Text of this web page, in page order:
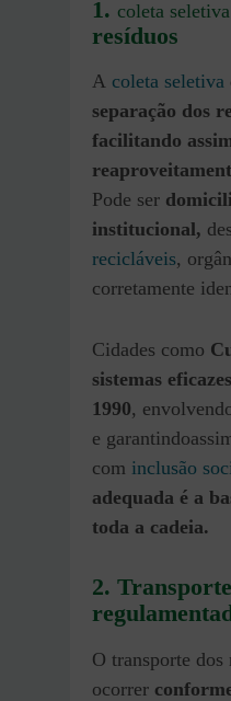
1. coleta seletiva
resíduos
A coleta seletiva
separação dos
facilitando
Pode ser
institucional,
recicláveis,
corretamente
Cidades como
sistemas
1990,
e
com inclusão
adequada é a
toda a cadeia.
2.
O transporte dos
ocorrer